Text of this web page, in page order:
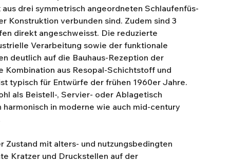
drei symmetrisch angeordneten Schlaufenfüs­
Konstruktion verbunden sind. Zudem sind 3
direkt angeschweisst. Die reduzierte
Verarbeitung sowie der funktionale
deutlich auf die Bauhaus-Rezeption der
Kombination aus Resopal-Schichtstoff und
typisch für Entwürfe der frühen 1960er Jahre.
als Beistell-, Servier- oder Ablagetisch
in moderne wie auch mid-century
Zustand mit alters- und nutzungsbedingten
Kratzer und Druckstellen auf der